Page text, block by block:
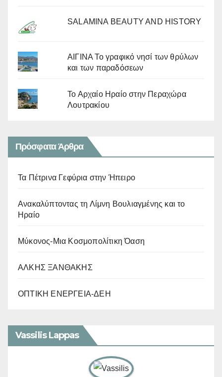
SALAMINA BEAUTY AND HISTORY
ΑΙΓΙΝΑ Το γραφικό νησί των θρύλων
και των παραδόσεων
Το Αρχαίο Ηραίο στην Περαχώρα
Λουτρακίου
Πρόσφατα Άρθρα
Τα Πέτρινα Γεφύρια στην Ήπειρο
Ανακαλύπτοντας τη Λίμνη Βουλιαγμένης και το
Ηραίο
Μύκονος-Μια Κοσμοπολίτικη Όαση
ΑΛΚΗΣ ΞΑΝΘΑΚΗΣ
ΟΠΤΙΚΗ ΕΝΕΡΓΕΙΑ-ΔΕΗ
Vassilis Lappas